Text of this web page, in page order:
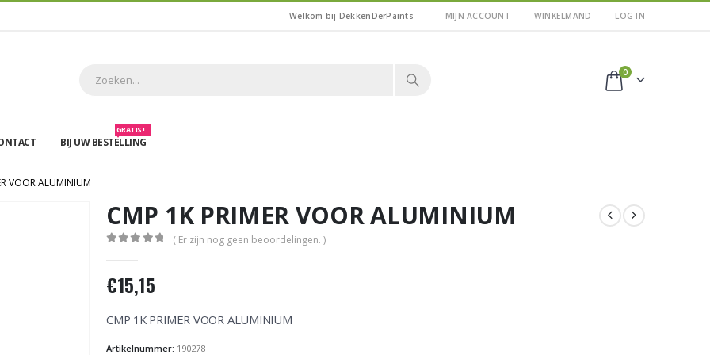
Welkom bij DekkenDerPaints MIJN ACCOUNT WINKELMAND LOG IN
0
BIJ UW BESTELLING
GRATIS !
VOOR ALUMINIUM
CMP 1K PRIMER VOOR ALUMINIUM
( Er zijn nog geen beoordelingen. )
€15,15
CMP 1K PRIMER VOOR ALUMINIUM
Artikelnummer: 190278